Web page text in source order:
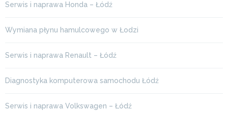
Serwis i naprawa Honda – Łódź
Wymiana płynu hamulcowego w Łodzi
Serwis i naprawa Renault – Łódź
Diagnostyka komputerowa samochodu Łódź
Serwis i naprawa Volkswagen – Łódź